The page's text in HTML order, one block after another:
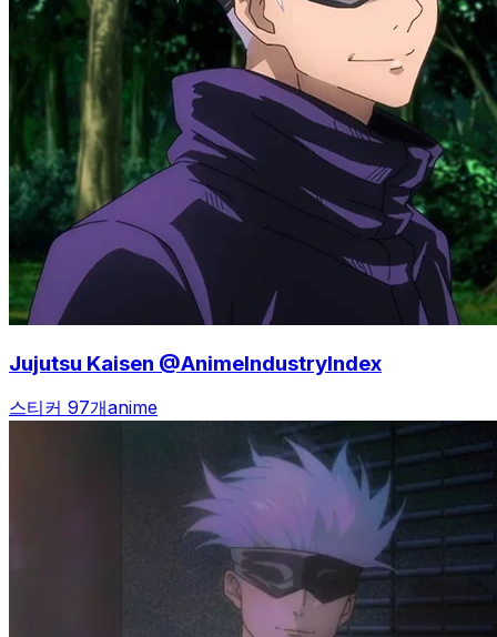
Jujutsu Kaisen @AnimeIndustryIndex
스티커 97개anime